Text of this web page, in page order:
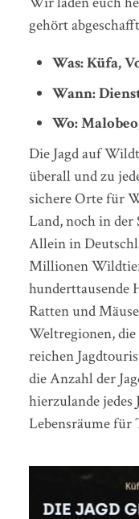
gehört
Was: Küfa,
Wann:
Wo:
Die Jagd auf
überall und zu
sichere Orte für
Land, noch in der
Allein in
Millionen
hunderttausende
Ratten und
Weltregionen,
reichen
die Anzahl der
hierzulande jedes
Lebensräume für